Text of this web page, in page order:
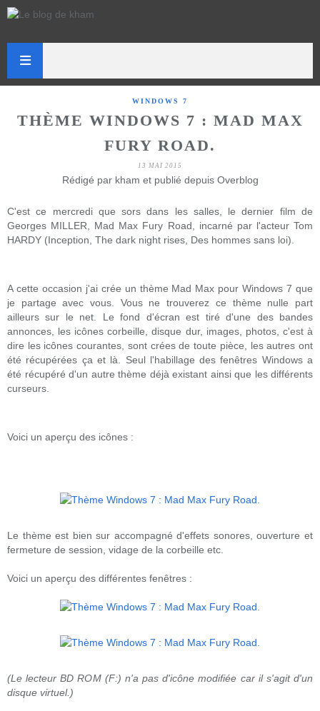
WINDOWS 7
THÈME WINDOWS 7 : MAD MAX
FURY ROAD.
13 MAI 2015
Rédigé par kham et publié depuis Overblog
C'est ce mercredi que sors dans les salles, le dernier film de
Georges MILLER, Mad Max Fury Road, incarné par l'acteur Tom
HARDY (Inception, The dark night rises, Des hommes sans loi).
A cette occasion j'ai crée un thème Mad Max pour Windows 7 que
je partage avec vous. Vous ne trouverez ce thème nulle part
ailleurs sur le net. Le fond d'écran est tiré d'une des bandes
annonces, les icônes corbeille, disque dur, images, photos, c'est à
dire les icônes courantes, sont crées de toute pièce, les autres ont
été récupérées ça et là. Seul l'habillage des fenêtres Windows a
été récupéré d'un autre thème déjà existant ainsi que les différents
curseurs.
Voici un aperçu des icônes :
Le thème est bien sur accompagné d'effets sonores, ouverture et
fermeture de session, vidage de la corbeille etc.
Voici un aperçu des différentes fenêtres :
(Le lecteur BD ROM (F:) n'a pas d'icône modifiée car il s'agit d'un
disque virtuel.)